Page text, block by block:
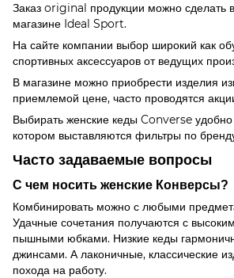
Заказ original продукции можно сделать
магазине Ideal Sport.
На сайте компании выбор широкий как
спортивных аксессуаров от ведущих
В магазине можно приобрести изделия
приемлемой цене, часто проводятся
Выбирать женские кеды Converse удобно
котором выставляются фильтры по
Часто задаваемые вопросы
С чем носить женские Конверсы?
Комбинировать можно с любыми
Удачные сочетания получаются с
пышными юбками. Низкие кеды
джинсами. А лаконичные, классические
похода на работу.